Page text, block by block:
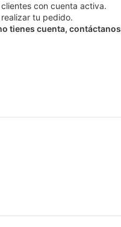
con cuenta activa.
tu pedido.
tienes cuenta, contáctanos